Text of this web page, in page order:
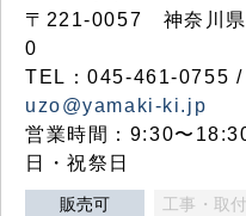
〒221-0057 神奈川県
0
TEL：045-461-0755
uzo@yamaki-ki.jp
営業時間：9:30〜
日・祝祭日
販売可 工事・取